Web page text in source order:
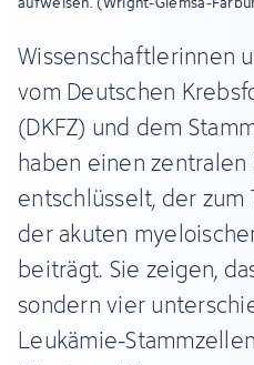
Wissenschaftlerinnen
vom Deutschen
(DKFZ) und dem
haben einen zentralen
entschlüsselt, der
der akuten
beiträgt. Sie zeigen,
sondern vier
Leukämie-